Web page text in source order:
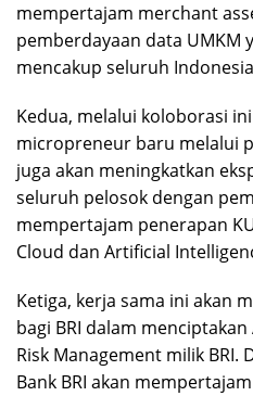
mempertajam merchant
pemberdayaan data UMKM
mencakup seluruh
Kedua, melalui koloborasi
micropreneur baru melalui
juga akan meningkatkan
seluruh pelosok dengan
mempertajam penerapan
Cloud dan Artificial
Ketiga, kerja sama ini akan
bagi BRI dalam
Risk Management milik BRI.
Bank BRI akan